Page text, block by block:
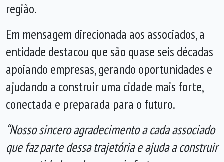
região.
Em mensagem direcionada aos associados, a
entidade destacou que são quase seis décadas
apoiando empresas, gerando oportunidades e
ajudando a construir uma cidade mais forte,
conectada e preparada para o futuro.
“Nosso sincero agradecimento a cada associado
que faz parte dessa trajetória e ajuda a construir